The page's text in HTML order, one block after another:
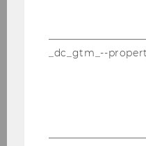
- Finanzrat
Informieren Sie sich
Ausschreibungen
_dc_gtm_--